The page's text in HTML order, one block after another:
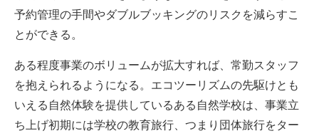
予約管理の手間やダブルブッキングのリスクを減らすこ
とができる。
ある程度事業のボリュームが拡大すれば、常勤スタッフ
を抱えられるようになる。エコツーリズムの先駆けとも
いえる自然体験を提供しているある自然学校は、事業立
ち上げ初期には学校の教育旅行、つまり団体旅行をター